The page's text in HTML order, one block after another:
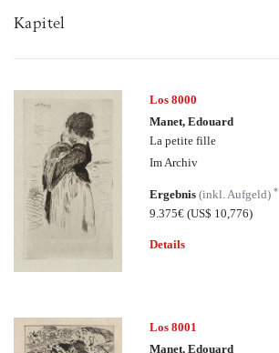
Kapitel
Los 8000
Manet, Edouard
La petite fille
Im Archiv
Ergebnis(inkl. Aufgeld)*
9.375€(US$ 10,776)
Details
Los 8001
Manet, Edouard